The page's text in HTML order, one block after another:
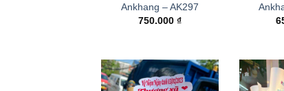
Ankhang – AK297
750.000 ₫